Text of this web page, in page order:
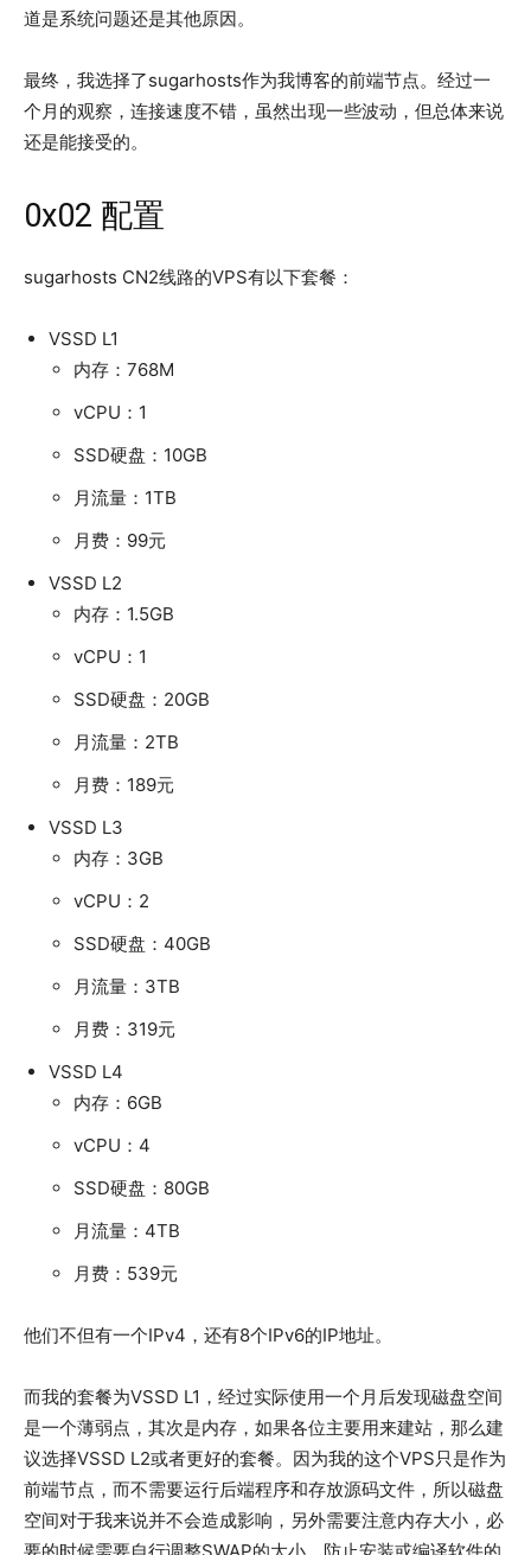
道是系统问题还是其他原因。
最终，我选择了sugarhosts作为我博客的前端节点。经过一
个月的观察，连接速度不错，虽然出现一些波动，但总体来说
还是能接受的。
0x02 配置
sugarhosts CN2线路的VPS有以下套餐：
VSSD L1
内存：768M
vCPU：1
SSD硬盘：10GB
月流量：1TB
月费：99元
VSSD L2
内存：1.5GB
vCPU：1
SSD硬盘：20GB
月流量：2TB
月费：189元
VSSD L3
内存：3GB
vCPU：2
SSD硬盘：40GB
月流量：3TB
月费：319元
VSSD L4
内存：6GB
vCPU：4
SSD硬盘：80GB
月流量：4TB
月费：539元
他们不但有一个IPv4，还有8个IPv6的IP地址。
而我的套餐为VSSD L1，经过实际使用一个月后发现磁盘空间
是一个薄弱点，其次是内存，如果各位主要用来建站，那么建
议选择VSSD L2或者更好的套餐。因为我的这个VPS只是作为
前端节点，而不需要运行后端程序和存放源码文件，所以磁盘
空间对于我来说并不会造成影响，另外需要注意内存大小，必